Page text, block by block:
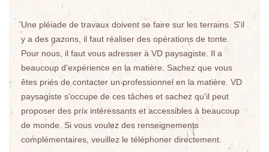
Une pléiade de travaux doivent se faire sur les terrains. S'il
y a des gazons, il faut réaliser des opérations de tonte.
Pour nous, il faut vous adresser à VD paysagiste. Il a
beaucoup d'expérience en la matière. Sachez que vous
êtes priés de contacter un professionnel en la matière. VD
paysagiste s'occupe de ces tâches et sachez qu'il peut
proposer des prix intéressants et accessibles à beaucoup
de monde. Si vous voulez des renseignements
complémentaires, veuillez le téléphoner directement.